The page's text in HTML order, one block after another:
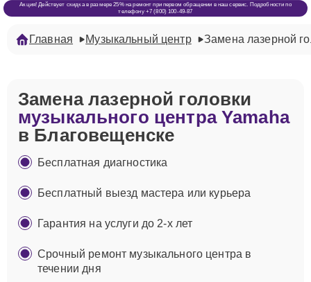
Акция! Действует скидка в размере 25% на ремонт при первом обращении в наш сервис. Подробности по
телефону +7 (800) 100-49-87
Главная Музыкальный центр Замена лазерной
Замена лазерной головки
музыкального центра Yamaha
в Благовещенске
Бесплатная диагностика
Бесплатный выезд мастера или курьера
Гарантия на услуги до 2-х лет
Срочный ремонт музыкального центра в
течении дня